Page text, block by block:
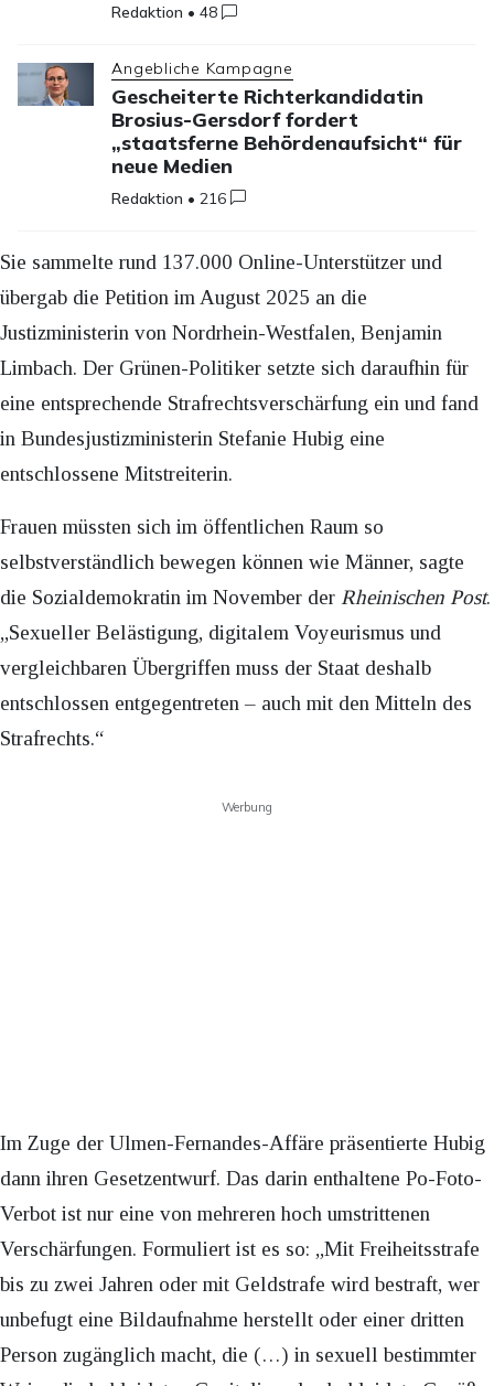
Redaktion •48
Angebliche Kampagne
Gescheiterte Richterkandidatin
Brosius-Gersdorf fordert
„staatsferne Behördenaufsicht“ für
neue Medien
Redaktion •216
Sie sammelte rund 137.000 Online-Unterstützer und
übergab die Petition im August 2025 an die
Justizministerin von Nordrhein-Westfalen, Benjamin
Limbach. Der Grünen-Politiker setzte sich daraufhin für
eine entsprechende Strafrechtsverschärfung ein und fand
in Bundesjustizministerin Stefanie Hubig eine
entschlossene Mitstreiterin.
Frauen müssten sich im öffentlichen Raum so
selbstverständlich bewegen können wie Männer, sagte
die Sozialdemokratin im November der Rheinischen Post.
„Sexueller Belästigung, digitalem Voyeurismus und
vergleichbaren Übergriffen muss der Staat deshalb
entschlossen entgegentreten – auch mit den Mitteln des
Strafrechts.“
Werbung
Im Zuge der Ulmen-Fernandes-Affäre präsentierte Hubig
dann ihren Gesetzentwurf. Das darin enthaltene Po-Foto-
Verbot ist nur eine von mehreren hoch umstrittenen
Verschärfungen. Formuliert ist es so: „Mit Freiheitsstrafe
bis zu zwei Jahren oder mit Geldstrafe wird bestraft, wer
unbefugt eine Bildaufnahme herstellt oder einer dritten
Person zugänglich macht, die (…) in sexuell bestimmter